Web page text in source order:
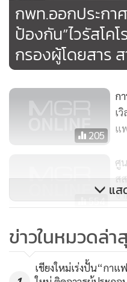
กพท.ออกประกา
ป้องกัน”ไวรัสโค
กรองผู้โดยสาร
205
ก
เ
แ
554
ศู
ส
จ
408
ก
แส
ข่าวในหมวดล่า
เชียงใหม่เร่งปั้น“กา